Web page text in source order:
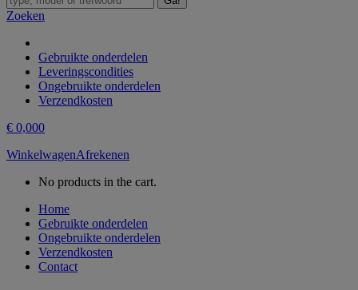
Zoeken
Gebruikte onderdelen
Leveringscondities
Ongebruikte onderdelen
Verzendkosten
€ 0,000
WinkelwagenAfrekenen
No products in the cart.
Home
Gebruikte onderdelen
Ongebruikte onderdelen
Verzendkosten
Contact